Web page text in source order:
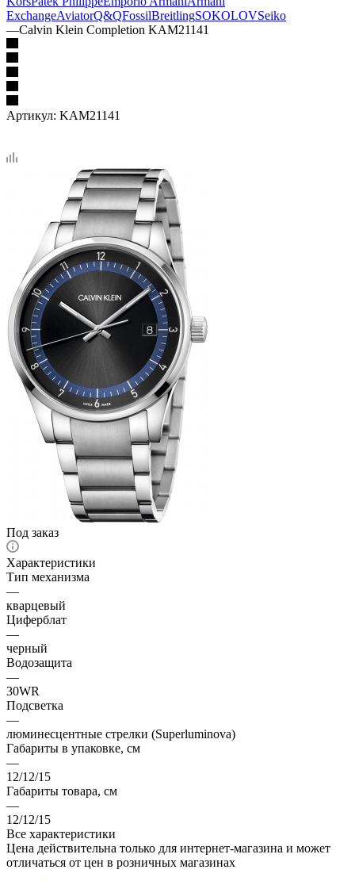
ExchangeAviatorQ&QFossilBreitlingSOKOLOVSeiko
—Calvin Klein Completion KAM21141
Артикул: KAM21141
Под заказ
Характеристики
Тип механизма
—
кварцевый
Циферблат
—
черный
Водозащита
—
30WR
Подсветка
—
люминесцентные стрелки (Superluminova)
Габариты в упаковке, см
—
12/12/15
Габариты товара, см
—
12/12/15
Все характеристики
Цена действительна только для интернет-магазина и может
отличаться от цен в розничных магазинах